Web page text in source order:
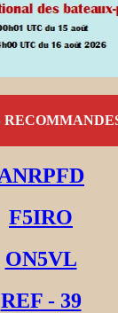
F5IRO
ON5VL
REF - 39